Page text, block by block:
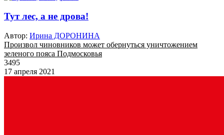
Тут лес, а не дрова!
Автор: Ирина ДОРОНИНА
Произвол чиновников может обернуться уничтожением
зеленого пояса Подмосковья
3495
17 апреля 2021